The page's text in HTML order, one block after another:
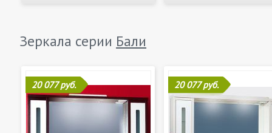
Зеркала серии Бали
20 077 руб. 20 077 руб.